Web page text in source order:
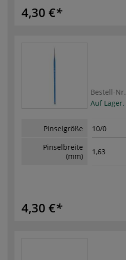
4,30 €
Bestell-Nr.
Auf Lager.
Pinselgröße
10/0
Pinselbreite
(mm)
1,63
4,30 €